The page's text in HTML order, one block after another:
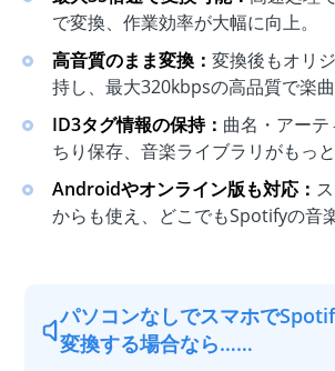
で変換、作業効率が大幅に向上。
高音質のまま変換：変換後もオリ
持し、最大320kbpsの高品質で楽曲
ID3タグ情報の保持： 曲名・アー
ちり保存、音楽ライブラリがもっ
Androidやオンライン版も対応：
からも使え、どこでもSpotifyの音
パソコンなしでスマホで
変換する場合なら……